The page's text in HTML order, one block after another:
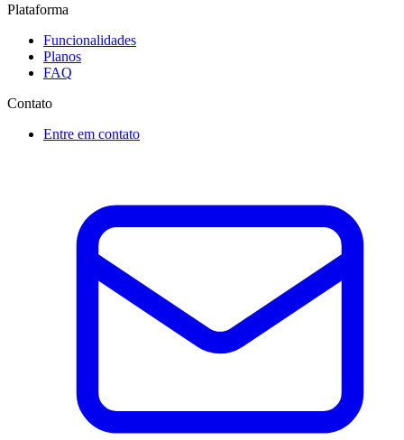
Plataforma
Funcionalidades
Planos
FAQ
Contato
Entre em contato